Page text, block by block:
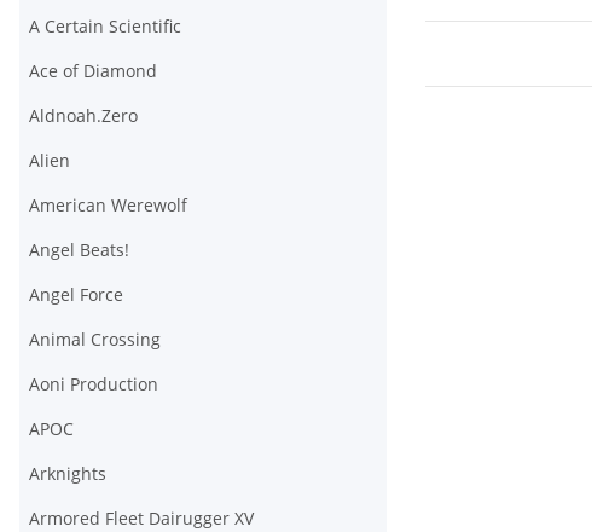
A Certain Scientific
Ace of Diamond
Aldnoah.Zero
Alien
American Werewolf
Angel Beats!
Angel Force
Animal Crossing
Aoni Production
APOC
Arknights
Armored Fleet Dairugger XV